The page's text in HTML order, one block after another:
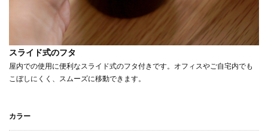
スライド式のフタ
屋内での使用に便利なスライド式のフタ付きです。オフィスやご自宅内でも
こぼしにくく、スムーズに移動できます。
カラー